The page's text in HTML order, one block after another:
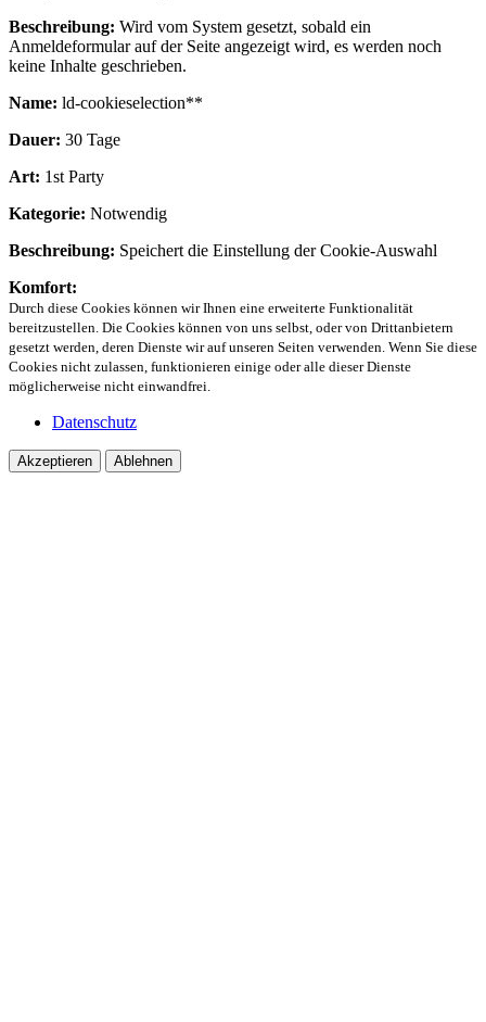
Beschreibung: Wird vom System gesetzt, sobald ein
Anmeldeformular auf der Seite angezeigt wird, es werden noch
keine Inhalte geschrieben.
Name: ld-cookieselection**
Dauer: 30 Tage
Art: 1st Party
Kategorie: Notwendig
Beschreibung: Speichert die Einstellung der Cookie-Auswahl
Komfort:
Durch diese Cookies können wir Ihnen eine erweiterte Funktionalität
bereitzustellen. Die Cookies können von uns selbst, oder von Drittanbietern
gesetzt werden, deren Dienste wir auf unseren Seiten verwenden. Wenn Sie diese
Cookies nicht zulassen, funktionieren einige oder alle dieser Dienste
möglicherweise nicht einwandfrei.
Datenschutz
Akzeptieren Ablehnen